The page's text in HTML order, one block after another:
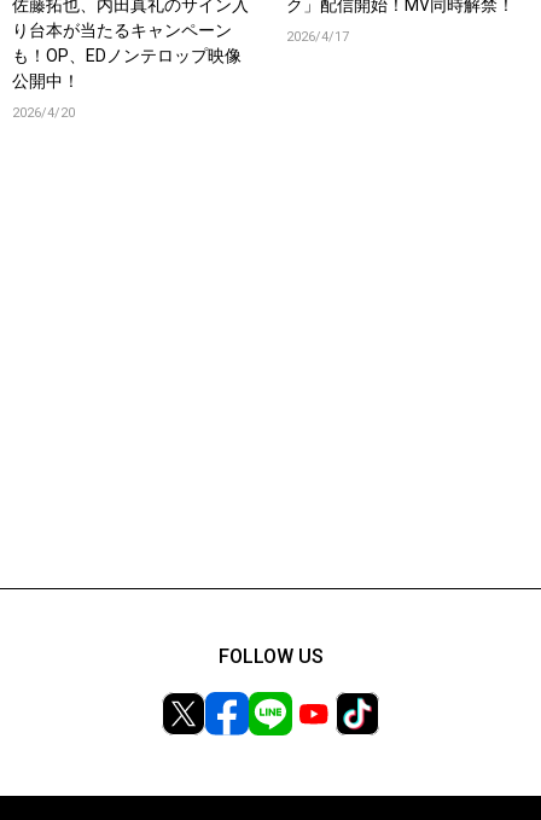
佐藤拓也、内田真礼のサイン入
り台本が当たるキャンペーン
も！OP、EDノンテロップ映像
公開中！
2026/4/20
ク」配信開始！MV同時解禁！
2026/4/17
FOLLOW US